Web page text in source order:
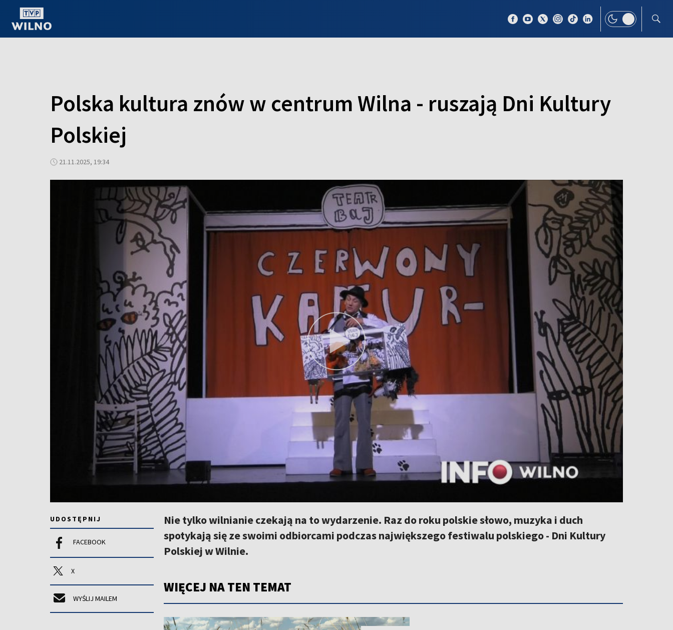
Polska kultura znów w centrum Wilna - ruszają Dni Kultury
Polskiej
21.11.2025, 19:34
UDOSTĘPNIJ
FACEBOOK
X
WYŚLIJ MAILEM
Nie tylko wilnianie czekają na to wydarzenie. Raz do roku polskie słowo, muzyka i duch
spotykają się ze swoimi odbiorcami podczas największego festiwalu polskiego - Dni Kultury
Polskiej w Wilnie.
WIĘCEJ NA TEN TEMAT